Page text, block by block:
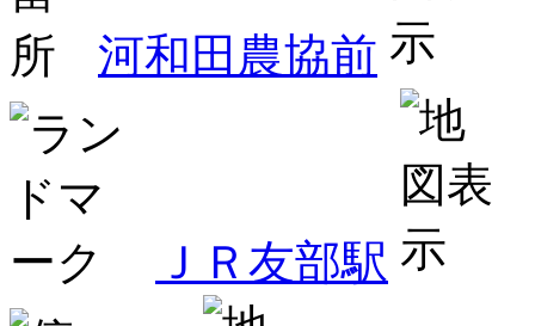
河和田農協前
ＪＲ友部駅